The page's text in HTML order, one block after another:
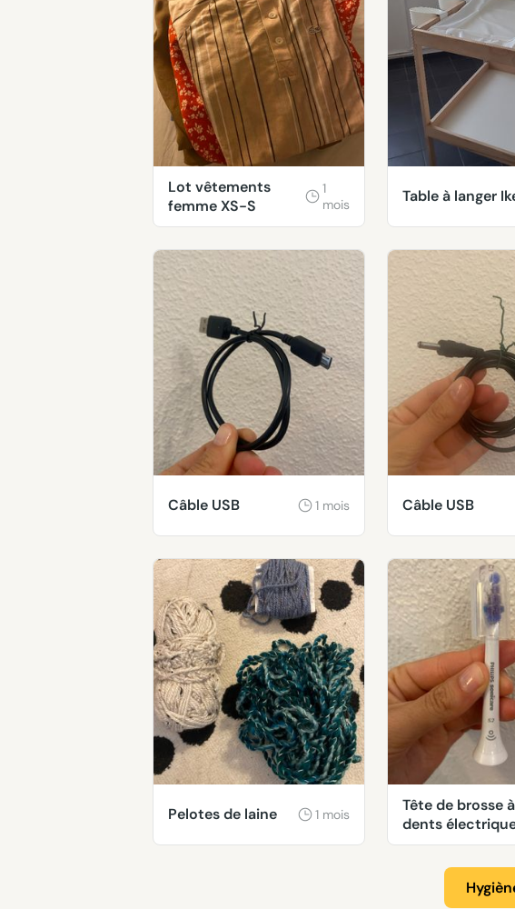
Lot vêtements
femme XS-S
1
mois
Table à langer
Câble USB 1 mois Câble USB
Pelotes de laine 1 mois
Tête de brosse à
dents
Philips